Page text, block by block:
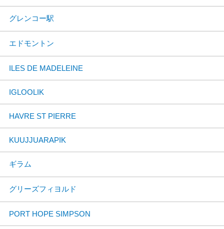
グレンコー駅
エドモントン
ILES DE MADELEINE
IGLOOLIK
HAVRE ST PIERRE
KUUJJUARAPIK
ギラム
グリーズフィヨルド
PORT HOPE SIMPSON